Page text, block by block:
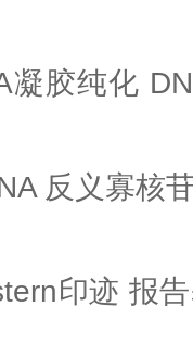
凝胶纯化
反义寡核
印迹 报